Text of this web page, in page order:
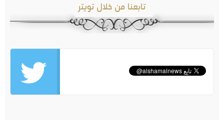
تابعنا من خلال تويتر